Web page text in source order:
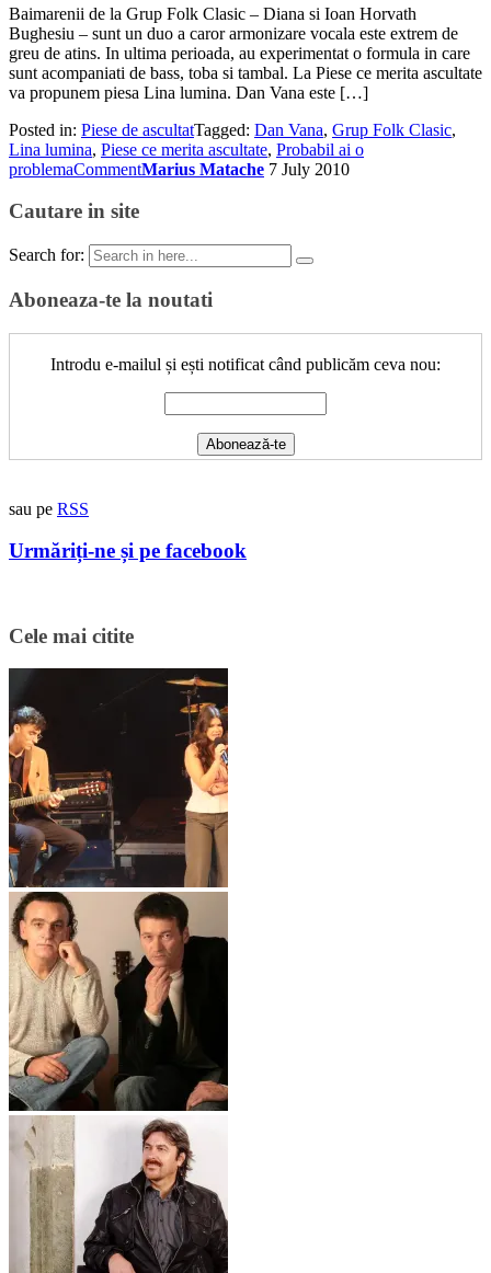
Baimarenii de la Grup Folk Clasic – Diana si Ioan Horvath
Bughesiu – sunt un duo a caror armonizare vocala este extrem de
greu de atins. In ultima perioada, au experimentat o formula in care
sunt acompaniati de bass, toba si tambal. La Piese ce merita ascultate
va propunem piesa Lina lumina. Dan Vana este […]
Posted in: Piese de ascultatTagged: Dan Vana, Grup Folk Clasic,
Lina lumina, Piese ce merita ascultate, Probabil ai o
problemaCommentMarius Matache 7 July 2010
Cautare in site
Search for:
Aboneaza-te la noutati
Introdu e-mailul și ești notificat când publicăm ceva nou:
sau pe RSS
Urmăriți-ne și pe facebook
Cele mai citite